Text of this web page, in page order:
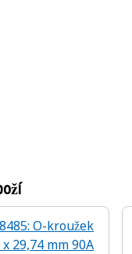
O-kroužek
x 29,74 mm 90A